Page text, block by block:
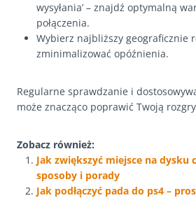
wysyłania’ – znajdź optymalną
połączenia.
Wybierz najbliższy geograficznie
zminimalizować opóźnienia.
Regularne sprawdzanie i
może znacząco poprawić Twoją
Zobacz również:
Jak zwiększyć miejsce na dysku
sposoby i porady
Jak podłączyć pada do ps4 –